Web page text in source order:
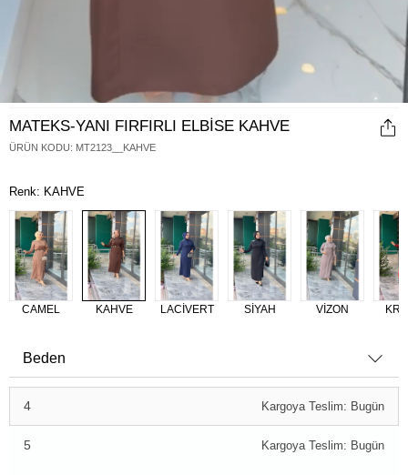
MATEKS-YANI FIRFIRLI ELBİSE KAHVE
ÜRÜN KODU: MT2123__KAHVE
Renk: KAHVE
CAMEL KAHVE LACİVERT SİYAH VİZON
Beden
4 Kargoya Teslim: Bugün
5 Kargoya Teslim: Bugün